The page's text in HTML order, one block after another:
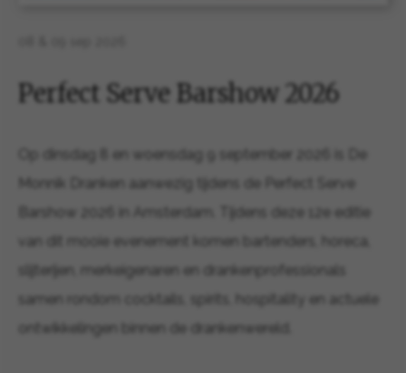
Perfect Serve Barshow 2026
Op dinsdag 8 en woensdag 9 september 2026 is De
Monnik Dranken aanwezig tijdens de Perfect Serve
Barshow 2026 in Amsterdam. Tijdens deze 12e editie
van dit mooie evenement komen bartenders, horeca,
slijterijen, merkeigenaren en drankenprofessionals
samen rondom cocktails, spirits, hospitality en actuele
ontwikkelingen binnen de drankenwereld.